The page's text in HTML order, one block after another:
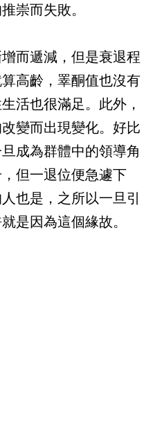
崇而失敗。
而遞減，但是衰退程
高齡，睪酮值也沒有
活也很滿足。此外，
變而出現變化。好比
成為群體中的領導角
但一退位便急遽下
也是，之所以一旦引
是因為這個緣故。